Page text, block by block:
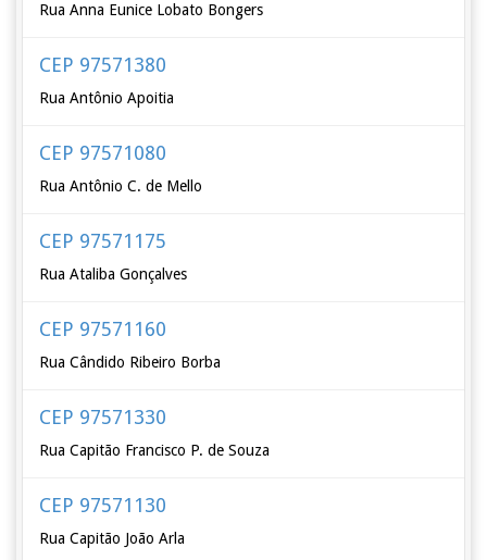
Rua Anna Eunice Lobato Bongers
CEP 97571380
Rua Antônio Apoitia
CEP 97571080
Rua Antônio C. de Mello
CEP 97571175
Rua Ataliba Gonçalves
CEP 97571160
Rua Cândido Ribeiro Borba
CEP 97571330
Rua Capitão Francisco P. de Souza
CEP 97571130
Rua Capitão João Arla